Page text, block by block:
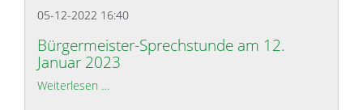
05-12-2022 16:40
Bürgermeister-Sprechstunde am 12.
Januar 2023
Weiterlesen …